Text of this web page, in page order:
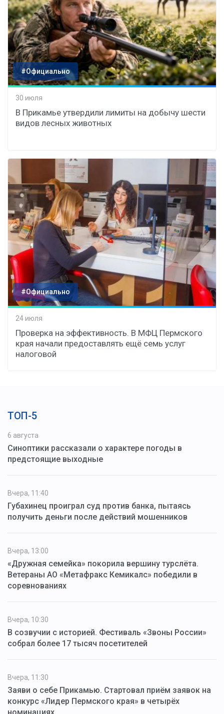
#Официально
30 июля
В Прикамье утвердили лимиты на добычу шести
видов лесных животных
#Официально
24 июля
Проверка на эффективность. В МФЦ Пермского
края начали предоставлять ещё семь услуг
налоговой
ТОП-5
6 августа
Синоптики рассказали о характере погоды в
предстоящие выходные
Вчера, 11:40
Губахинец проиграл суд против банка, пытаясь
получить деньги после действий мошенников
Вчера, 13:00
«Дружная семейка» покорила вершину турслёта.
Ветераны АО «Метафракс Кемикалс» победили в
соревнованиях
Вчера, 10:30
В созвучии с историей. Фестиваль «Звоны России»
собрал более 17 тысяч посетителей
Вчера, 11:30
Заяви о себе Прикамью. Стартовал приём заявок на
конкурс «Лидер Пермского края» в четырёх